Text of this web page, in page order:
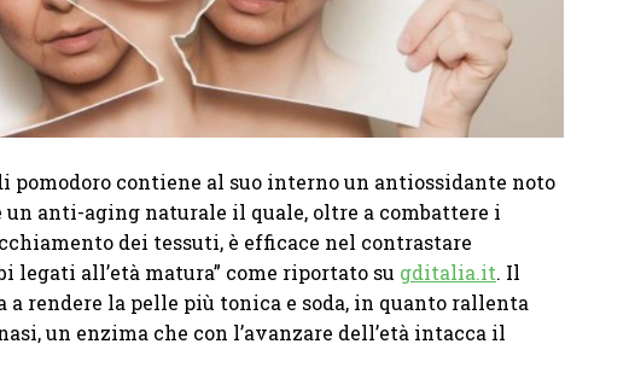
pomodoro contiene al suo interno un antiossidante noto
un anti-aging naturale il quale, oltre a combattere i
dei tessuti, è efficace nel contrastare
legati all’età matura” come riportato su gditalia.it. Il
a rendere la pelle più tonica e soda, in quanto rallenta
un enzima che con l’avanzare dell’età intacca il